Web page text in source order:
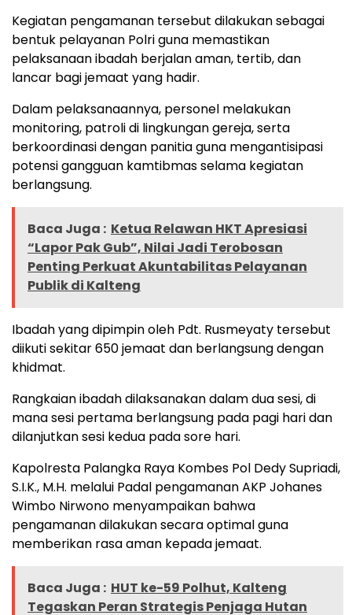
Kegiatan pengamanan tersebut dilakukan sebagai
bentuk pelayanan Polri guna memastikan
pelaksanaan ibadah berjalan aman, tertib, dan
lancar bagi jemaat yang hadir.
Dalam pelaksanaannya, personel melakukan
monitoring, patroli di lingkungan gereja, serta
berkoordinasi dengan panitia guna mengantisipasi
potensi gangguan kamtibmas selama kegiatan
berlangsung.
Baca Juga : Ketua Relawan HKT Apresiasi
“Lapor Pak Gub”, Nilai Jadi Terobosan
Penting Perkuat Akuntabilitas Pelayanan
Publik di Kalteng
Ibadah yang dipimpin oleh Pdt. Rusmeyaty tersebut
diikuti sekitar 650 jemaat dan berlangsung dengan
khidmat.
Rangkaian ibadah dilaksanakan dalam dua sesi, di
mana sesi pertama berlangsung pada pagi hari dan
dilanjutkan sesi kedua pada sore hari.
Kapolresta Palangka Raya Kombes Pol Dedy Supriadi,
S.I.K., M.H. melalui Padal pengamanan AKP Johanes
Wimbo Nirwono menyampaikan bahwa
pengamanan dilakukan secara optimal guna
memberikan rasa aman kepada jemaat.
Baca Juga : HUT ke-59 Polhut, Kalteng
Tegaskan Peran Strategis Penjaga Hutan